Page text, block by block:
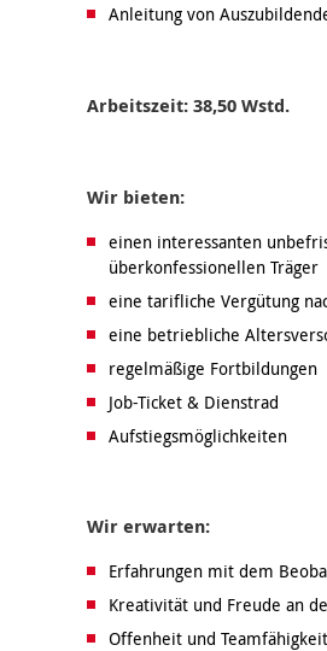
Anleitung von
Arbeitszeit: 38,50 Wstd.
Wir bieten:
einen interessanten
überkonfessionellen Träger
eine tarifliche Vergütung
eine betriebliche
regelmäßige Fortbildungen
Job-Ticket & Dienstrad
Aufstiegsmöglichkeiten
Wir erwarten:
Erfahrungen mit dem
Kreativität und Freude an
Offenheit und Teamfähigkeit